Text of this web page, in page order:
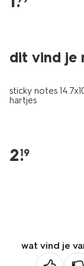
dit vind je
nieuw
sticky notes
hartjes
2.
19
wat vind je